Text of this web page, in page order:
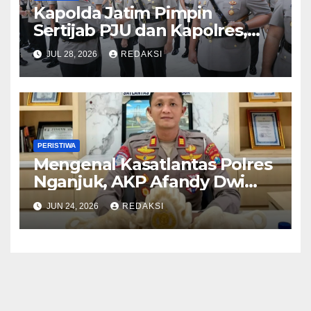
Kapolda Jatim Pimpin
Sertijab PJU dan Kapolres,
Perkuat Regenerasi
Kepemimpinan dan
Pelayanan Presisi
JUL 28, 2026 REDAKSI
PERISTIWA
Mengenal Kasatlantas Polres
Nganjuk, AKP Afandy Dwi
Takdir
JUN 24, 2026 REDAKSI